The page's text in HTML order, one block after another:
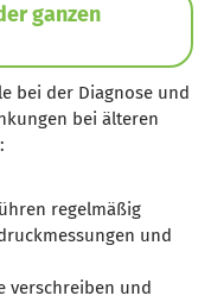
ganzen
bei der Diagnose und
bei älteren
regelmäßig
und
verschreiben und